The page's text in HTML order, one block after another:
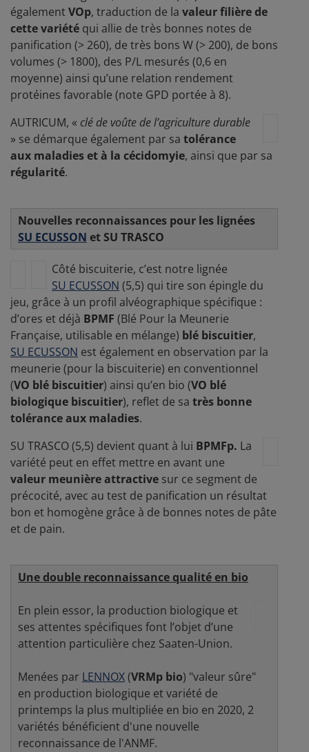
égalementVOp, traduction de la valeur filière de
cette variété qui allie de très bonnes notes de
panification (> 260), de très bons W (> 200), de bons
volumes (> 1800), des P/L mesurés (0,6 en
moyenne) ainsi qu’une relation rendement
protéines favorable (note GPD portée à 8).
AUTRICUM, « clé de voûte de l’agriculture durable
» se démarque également par sa tolérance
aux maladies et à la cécidomyie, ainsi que par sa
régularité.
Nouvelles reconnaissances pour les lignées
SU ECUSSON et SU TRASCO
Côté biscuiterie, c’est notre lignée
SU ECUSSON (5,5) qui tire son épingle du
jeu, grâce à un profil alvéographique spécifique :
d’ores et déjà BPMF (Blé Pour la Meunerie
Française, utilisable en mélange) blé biscuitier,
SU ECUSSON est également en observation par la
meunerie (pour la biscuiterie) en conventionnel
(VO blé biscuitier) ainsi qu’en bio (VO blé
biologique biscuitier), reflet de sa très bonne
tolérance aux maladies.
SU TRASCO (5,5) devient quant à lui BPMFp. La
variété peut en effet mettre en avant une
valeur meunière attractive sur ce segment de
précocité, avec au test de panification un résultat
bon et homogène grâce à de bonnes notes de pâte
et de pain.
Une double reconnaissance qualité en bio
En plein essor, la production biologique et
ses attentes spécifiques font l’objet d’une
attention particulière chez Saaten-Union.
Menées par LENNOX(VRMp bio) "valeur sûre"
en production biologique et variété de
printemps la plus multipliée en bio en 2020, 2
variétés bénéficient d'une nouvelle
reconnaissance de l'ANMF.